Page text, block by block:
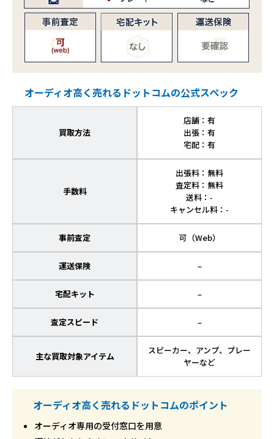
オーディオ高く売れるドットコムの公式スペック
買取方法
店舗：有
出張：有
宅配：有
手数料
出張料：無料
査定料：無料
送料：-
キャンセル料：-
事前査定 可（Web）
運送保険 –
宅配キット –
査定スピード –
主な買取対象アイテム
スピーカー、アンプ、プレー
ヤーなど
オーディオ高く売れるドットコムのポイント
オーディオ専用の受付窓口を用意